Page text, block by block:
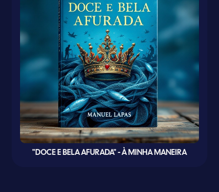
"DOCE E BELA AFURADA" - À MINHA MANEIRA